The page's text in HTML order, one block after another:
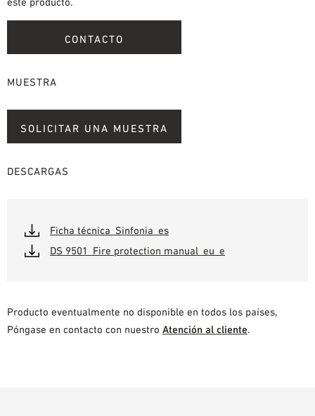
CONTACTO
MUESTRA
SOLICITAR UNA MUESTRA
DESCARGAS
Ficha técnica_Sinfonia_es
DS 9501_Fire protection manual_eu_e
Producto eventualmente no disponible en todos los países,
Póngase en contacto con nuestro Atención al cliente.